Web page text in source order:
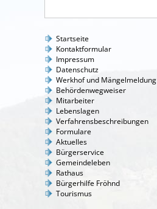
Startseite
Kontaktformular
Impressum
Datenschutz
Werkhof und Mängelmeldung
Behördenwegweiser
Mitarbeiter
Lebenslagen
Verfahrensbeschreibungen
Formulare
Aktuelles
Bürgerservice
Gemeindeleben
Rathaus
Bürgerhilfe Fröhnd
Tourismus